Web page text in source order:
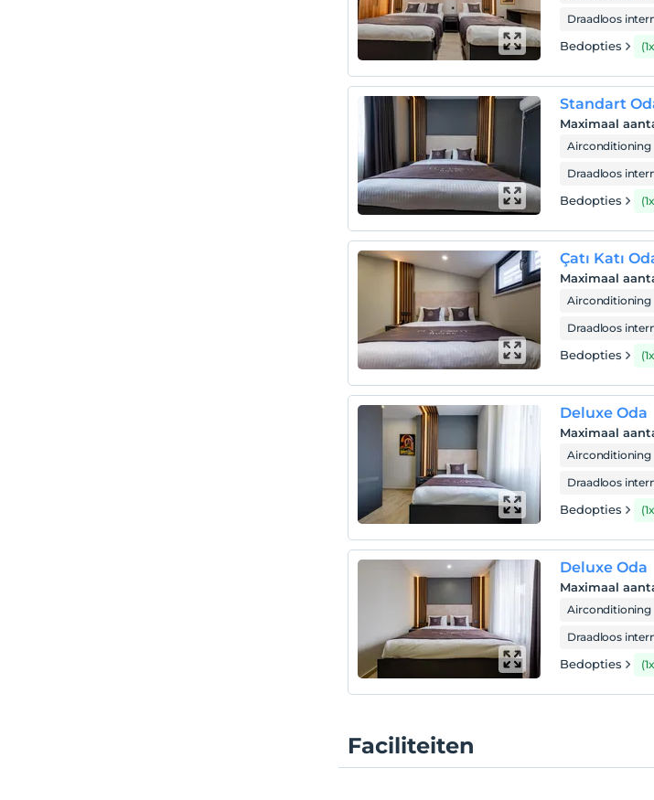
Draadloos
Bedopties
Standart
Maximaal
Airconditioning
Draadloos
Bedopties
Çatı Katı
Maximaal
Airconditioning
Draadloos
Bedopties
Deluxe Oda
Maximaal
Airconditioning
Draadloos
Bedopties
Deluxe Oda
Maximaal
Airconditioning
Draadloos
Bedopties
Faciliteiten